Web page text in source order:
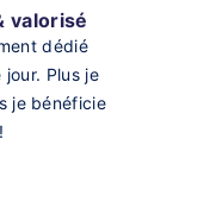
valorisé
dédié
jour. Plus je
je bénéficie